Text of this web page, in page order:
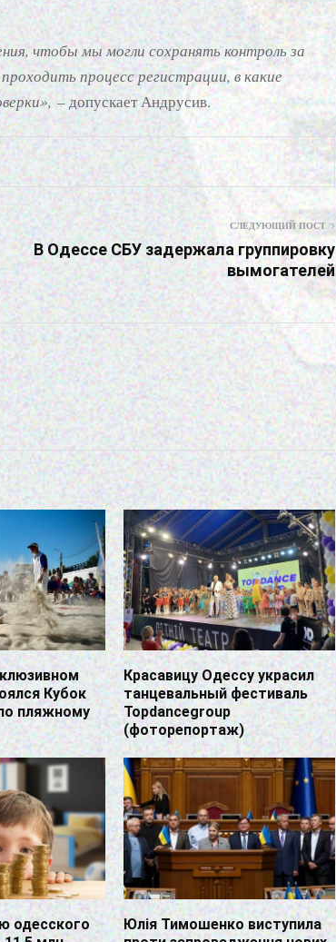
чтобы мы могли сохранять контроль за
процесс регистрации, в какие
– допускает Андрусив.
СЛЕДУЮЩИЙ ПОСТ
В Одессе СБУ задержала группировку
вымогателей
Кубок
пляжному
Красавицу Одессу украсил
танцевальный фестиваль
Topdancegroup
(фоторепортаж)
одесского
Юлія Тимошенко виступила